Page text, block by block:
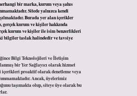
bir marka, kurum veya şahıs
Sitede yalnızca kendi
Burada yer alan içerikler
kurum ve kişiler hakkında
kurum ve kişiler ile isim benzerlikleri
bilgiler taslak halindedir ve tavsiye
Bilgi Teknolojileri ve İletişim
bir Yer Sağlayıcı olarak hizmet
içerikleri proaktif olarak denetleme veya
Ancak, üyelerimiz
taşımakta olup, siteye üye olarak bu